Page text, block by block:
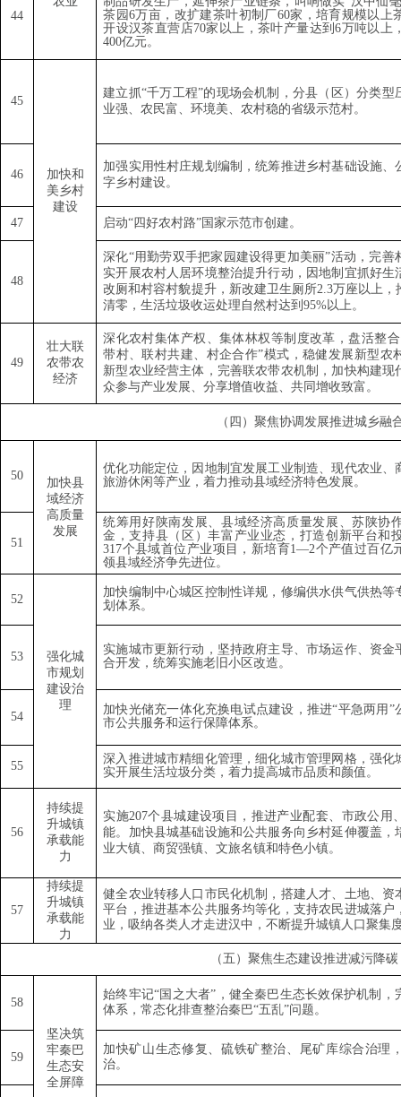
44
茶园 6万亩，改扩建茶叶初制厂60家，培育规模以上
开设汉茶直营店70家以上，茶叶产量达到6万吨以上
400亿元。
45
加快和
美乡村
建设
建立抓“千万工程”的现场会机制，分县（区）分类型
业强、农民富、环境美、农村稳的省级示范村。
46
加强实用性村庄规划编制，统筹推进乡村基础设施、
字乡村建设。
47 启动“四好农村路” 国家示范市创建。
48
深化“用勤劳双手把家园建设得更加美丽”活动，完善
实开展农村人居环境整治提升行动，因地制宜抓好生
改厕和村容村貌提升，新改建卫生厕所2.3万座以上，
清零，生活垃圾收运处理自然村达到95%以上。
49
壮大联
农带农
经济
深化农村集体产权、集体林权等制度改革，盘活整
带村、联村共建、村企合作”模式，稳健发展新型农
新型农业经营主体，完善联农带农机制，加快构建现
众参与产业发展、分享增值收益、共同增收致富。
（四）聚焦协调发展推进城乡
50
加快县
域经济
高质量
发展
优化功能定位，因地制宜发展工业制造、现代农业、
旅游休闲等产业，着力推动县域经济特色发展。
51
统筹用好陕南发展、县域经济高质量发展、苏陕协
金，支持县（区）丰富产业业态，打造创新平台和
317个县域首位产业项目，新培育1—2个产值过百亿
领县域经济争先进位。
52
强化城
市规划
建设治
理
加快编制中心城区控制性详规，修编供水供气供热等
划体系。
53
实施城市更新行动，坚持政府主导、市场运作、资金
合开发，统筹实施老旧小区改造。
54
加快光储充一体化充换电试点建设，推进“平急两用 ”
市公共服务和运行保障体系。
55
深入推进城市精细化管理，细化城市管理网格，强化
实开展生活垃圾分类，着力提高城市品质和颜值。
56
持续提
升城镇
承载能
力
实施207个县城建设项目，推进产业配套、市政公用
能。加快县城基础设施和公共服务向乡村延伸覆盖，
业大镇、商贸强镇、文旅名镇和特色小镇。
57
持续提
升城镇
承载能
力
健全农业转移人口市民化机制，搭建人才、土地、资
平台，推进基本公共服务均等化，支持农民进城落户
业，吸纳各类人才走进汉中，不断提升城镇人口聚集
（五）聚焦生态建设推进减污降
58
坚决筑
牢秦巴
生态安
全屏障
始终牢记“ 国之大者” ，健全秦巴生态长效保护机制
体系，常态化排查整治秦巴“五乱”问题。
59
加快矿山生态修复、硫铁矿整治、尾矿库综合治理
治。